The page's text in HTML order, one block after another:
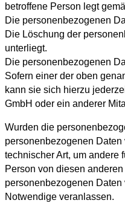
betroffene Person legt
Die personenbezogenen
Die Löschung der
unterliegt.
Die personenbezogenen
Sofern einer der oben
kann sie sich hierzu
GmbH oder ein anderer
Wurden die
personenbezogenen
technischer Art, um andere
Person von diesen
personenbezogenen
Notwendige veranlassen.